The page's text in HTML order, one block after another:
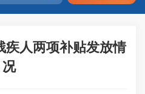
疾人两项补贴发放情
况